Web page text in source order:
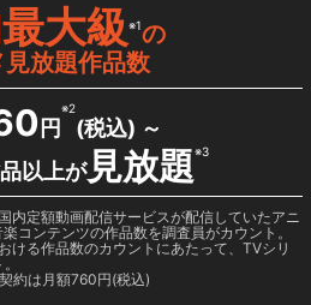
大級※1の
見放題作品数
円
※2
(税込) ～
以上が見放題※3
内定額動画配信サービスが配信していたアニ
コンテンツの作品数を調査員がカウント。
ける作品数のカウントにあたって、TVシリ
約は月額760円(税込)